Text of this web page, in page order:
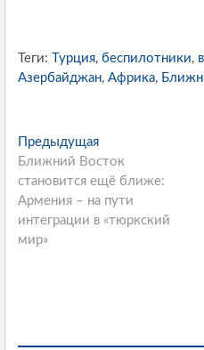
Теги: Турция, беспилотники,
Азербайджан, Африка,
P
o
s
t
ПредыдущаяП
р
е
д
ы
Ближний Восток
становится ещё ближе:
Армения – на пути
интеграции в «тюркский
мир»